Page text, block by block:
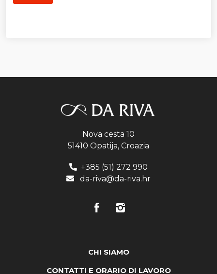
Nova cesta 10
51410 Opatija, Croazia
+385 (51) 272 990
da-riva@da-riva.hr
CHI SIAMO
CONTATTI E ORARIO DI LAVORO